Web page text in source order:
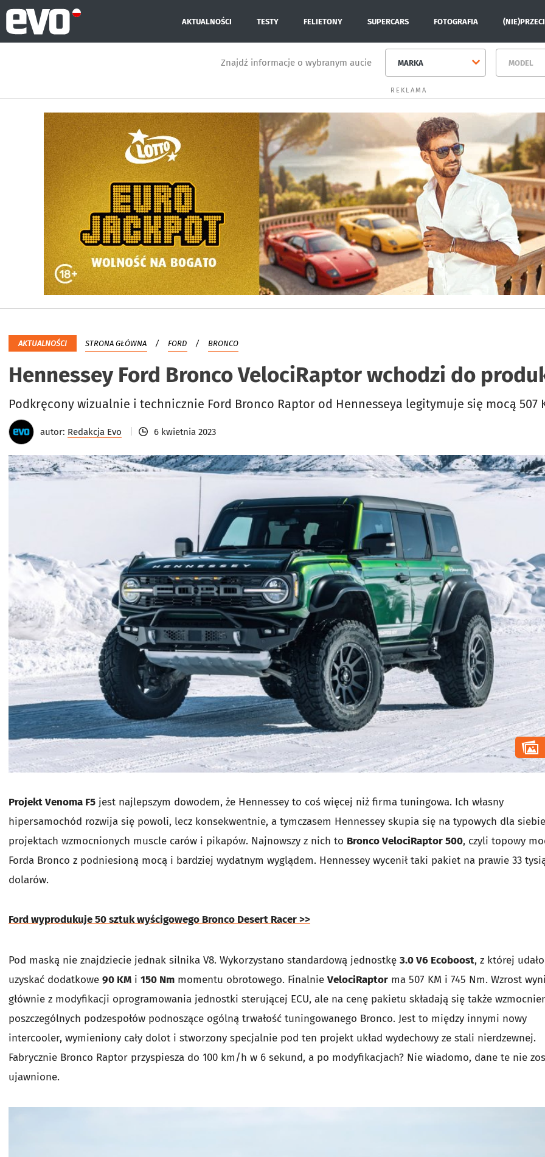
AKTUALNOŚCI TESTY FELIETONY SUPERCARS FOTOGRAFIA
Znajdź informacje o wybranym aucie MARKA MODEL
REKLAMA
AKTUALNOŚCI STRONA GŁÓWNA FORD BRONCO
Hennessey Ford Bronco VelociRaptor wchodzi do
Podkręcony wizualnie i technicznie Ford Bronco Raptor od Hennesseya legitymuje się mocą 507
autor: Redakcja Evo 6 kwietnia 2023
Projekt Venoma F5 jest najlepszym dowodem, że Hennessey to coś więcej niż firma tuningowa. Ich własny
hipersamochód rozwija się powoli, lecz konsekwentnie, a tymczasem Hennessey skupia się na typowych dla siebie
projektach wzmocnionych muscle carów i pikapów. Najnowszy z nich to Bronco VelociRaptor 500, czyli topowy
Forda Bronco z podniesioną mocą i bardziej wydatnym wyglądem. Hennessey wycenił taki pakiet na prawie 33
dolarów.
Ford wyprodukuje 50 sztuk wyścigowego Bronco Desert Racer >>
Pod maską nie znajdziecie jednak silnika V8. Wykorzystano standardową jednostkę 3.0 V6 Ecoboost, z której
uzyskać dodatkowe 90 KM i 150 Nm momentu obrotowego. Finalnie VelociRaptor ma 507 KM i 745 Nm. Wzrost
głównie z modyfikacji oprogramowania jednostki sterującej ECU, ale na cenę pakietu składają się także
poszczególnych podzespołów podnoszące ogólną trwałość tuningowanego Bronco. Jest to między innymi nowy
intercooler, wymieniony cały dolot i stworzony specjalnie pod ten projekt układ wydechowy ze stali nierdzewnej.
Fabrycznie Bronco Raptor przyspiesza do 100 km/h w 6 sekund, a po modyfikacjach? Nie wiadomo, dane te nie
ujawnione.